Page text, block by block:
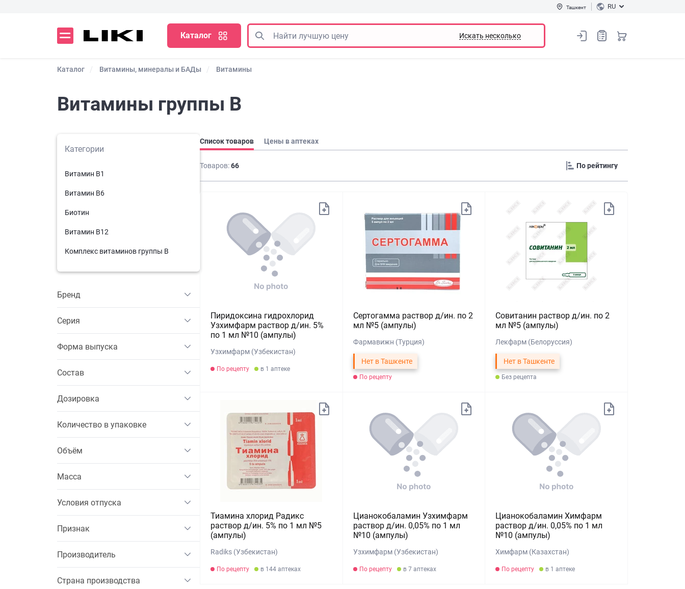
Ташкент RU
Каталог Искать несколько
Каталог Витамины, минералы и БАДы Витамины
Витамины группы В
Категории
Витамин B1
Витамин В6
Биотин
Витамин В12
Комплекс витаминов группы B
Бренд
Серия
Форма выпуска
Состав
Дозировка
Количество в упаковке
Объём
Масса
Условия отпуска
Признак
Производитель
Страна производства
Список товаров Цены в аптеках
Товаров:66
Пиридоксина гидрохлорид
Узхимфарм раствор д/ин. 5%
по 1 мл №10 (ампулы)
Узхимфарм (Узбекистан)
По рецепту в 1 аптеке
Сертогамма раствор д/ин. по 2
мл №5 (ампулы)
Фармавижн (Турция)
Нет в Ташкенте
По рецепту
Совитанин раствор д/ин. по 2
мл №5 (ампулы)
Лекфарм (Белоруссия)
Нет в Ташкенте
Без рецепта
Тиамина хлорид Радикс
раствор д/ин. 5% по 1 мл №5
(ампулы)
Radiks (Узбекистан)
По рецепту в 144 аптеках
Цианокобаламин Узхимфарм
раствор д/ин. 0,05% по 1 мл
№10 (ампулы)
Узхимфарм (Узбекистан)
По рецепту в 7 аптеках
Цианокобаламин Химфарм
раствор д/ин. 0,05% по 1 мл
№10 (ампулы)
Химфарм (Казахстан)
По рецепту в 1 аптеке